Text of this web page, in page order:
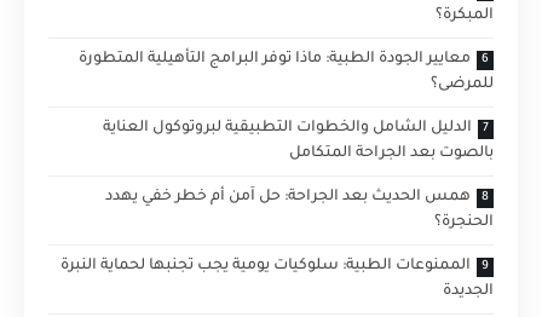
المبكرة؟
معايير الجودة الطبية: ماذا توفر البرامج التأهيلية المتطورة
للمرضى؟
الدليل الشامل والخطوات التطبيقية لبروتوكول العناية
بالصوت بعد الجراحة المتكامل
همس الحديث بعد الجراحة: حل آمن أم خطر خفي يهدد
الحنجرة؟
الممنوعات الطبية: سلوكيات يومية يجب تجنبها لحماية النبرة
الجديدة